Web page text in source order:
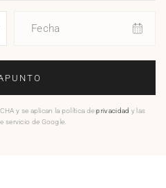
Fecha
y se aplican la política deprivacidad y las
servicio de Google.